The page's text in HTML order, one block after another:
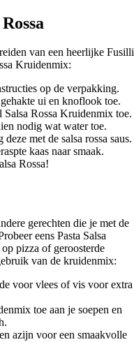
van een heerlijke Fusilli
Kruidenmix:
op de verpakking.
ui en knoflook toe.
Salsa Rossa Kruidenmix toe.
nodig wat water toe.
met de salsa rossa saus.
kaas naar smaak.
Rossa!
gerechten die je met de
eens Pasta Salsa
pizza of geroosterde
van de kruidenmix:
voor vlees of vis voor extra
toe aan je soepen en
azijn voor een smaakvolle